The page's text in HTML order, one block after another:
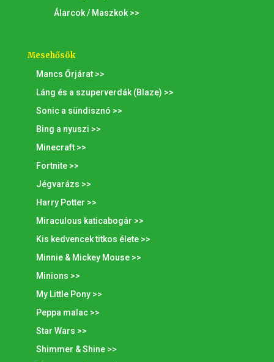
Álarcok / Maszkok >>
Mesehősök
Mancs Őrjárat >>
Láng és a szuperverdák (Blaze) >>
Sonic a sündisznó >>
Bing a nyuszi >>
Minecraft >>
Fortnite >>
Jégvarázs >>
Harry Potter >>
Miraculous katicabogár >>
Kis kedvencek titkos élete >>
Minnie & Mickey Mouse >>
Minions >>
My Little Pony >>
Peppa malac >>
Star Wars >>
Shimmer & Shine >>